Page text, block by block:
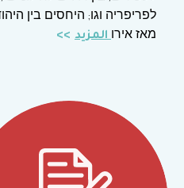
לפריפריה וגו; היחסים בין
מאז אירוالمزيد